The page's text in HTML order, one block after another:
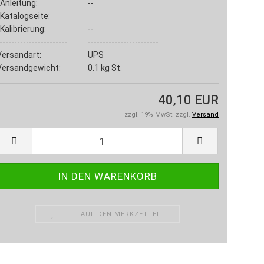
Anleitung:
--
Katalogseite:
Kalibrierung:
--
------------------------
UPS
0.1 kg St.
40,10 EUR
zzgl. 19% MwSt. zzgl. Versand
AUF DEN MERKZETTEL